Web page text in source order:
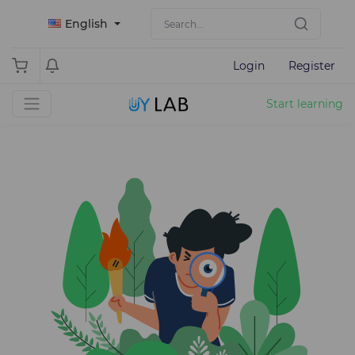
English
Login Register
Start learning